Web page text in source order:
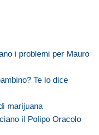
i problemi per Mauro
Te lo dice
marijuana
il Polipo Oracolo